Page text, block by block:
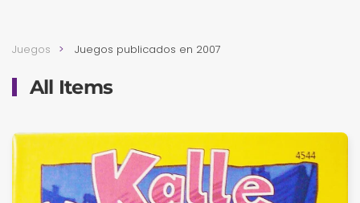
Juegos Juegos publicados en 2007
All Items